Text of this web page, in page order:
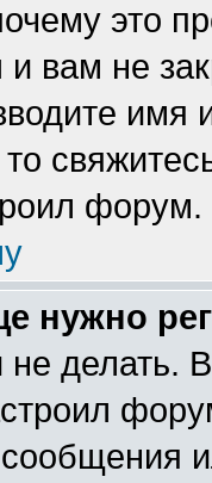
это
и вам не
форум.
нужно
делать.